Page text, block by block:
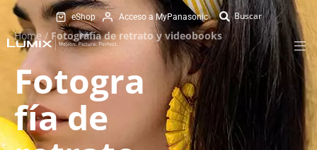
eShop Acceso a MyPanasonic
Home / Fotografía de retrato y videobooks
Fotogra
fía de